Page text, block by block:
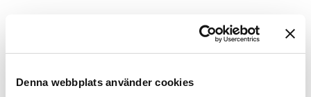
Denna webbplats använder cookies